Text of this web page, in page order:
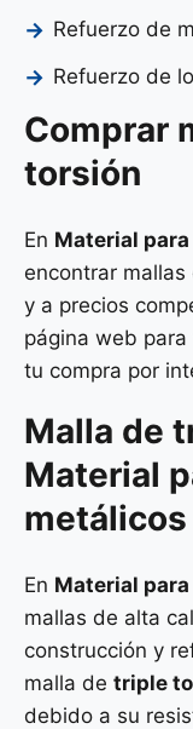
Refuerzo de
Refuerzo de
Comprar
torsión
En Material
encontrar
y a precios
página web
tu compra por
Malla de
Material
metálicos
En Material
mallas de alta
construcción y
malla de triple
debido a su